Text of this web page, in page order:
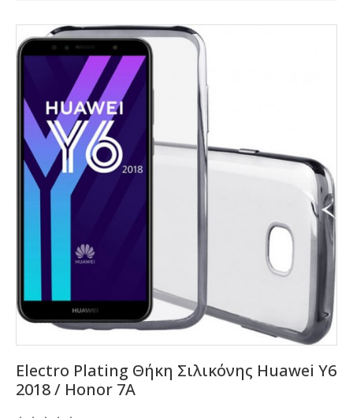
Electro Plating Θήκη Σιλικόνης Huawei Y6
2018 / Honor 7A